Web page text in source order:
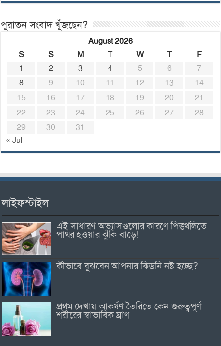
পুরাতন সংবাদ খুঁজছেন?
August 2026
S
S M T W T
F
1
2 3 4 5 6
7
8
9 10 11 12 13
14
15
16 17 18 19 20
21
22
23 24 25 26 27
28
29
30
31
« Jul
লাইফস্টাইল
এই সাধারণ অভ্যাসগুলোর কারণে পিত্তথলিতে
পাথর হওয়ার ঝুঁকি বাড়ে!
কীভাবে বুঝবেন আপনার কিডনি নষ্ট হচ্ছে?
প্রথম দেখায় আকর্ষণ তৈরিতে কেন গুরুত্বপূর্ণ
শরীরের স্বাভাবিক ঘ্রাণ